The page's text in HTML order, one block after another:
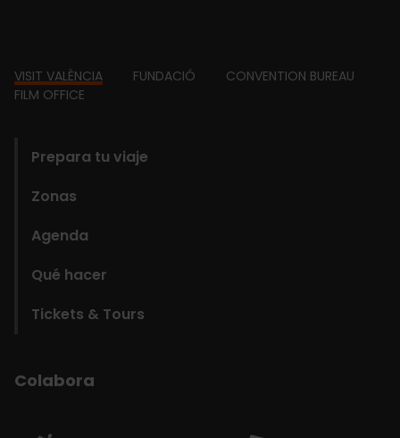
Footer
VISIT VALÈNCIA FUNDACIÓ
CONVENTION BUREAU
FILM OFFICE
Prepara tu viaje
Zonas
Agenda
Qué hacer
Tickets & Tours
Colabora